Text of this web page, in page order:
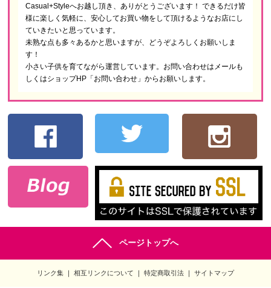
Casual+Styleへお越し頂き、ありがとうございます！ できるだけ皆
様に楽しく気軽に、安心してお買い物をして頂けるようなお店にし
ていきたいと思っています。
未熟な点も多々あるかと思いますが、どうぞよろしくお願いしま
す！
小さい子供を育てながら運営しています。お問い合わせはメールも
しくはショップHP「お問い合わせ」からお願いします。
ページトップへ
リンク集 相互リンクについて 特定商取引法 サイトマップ